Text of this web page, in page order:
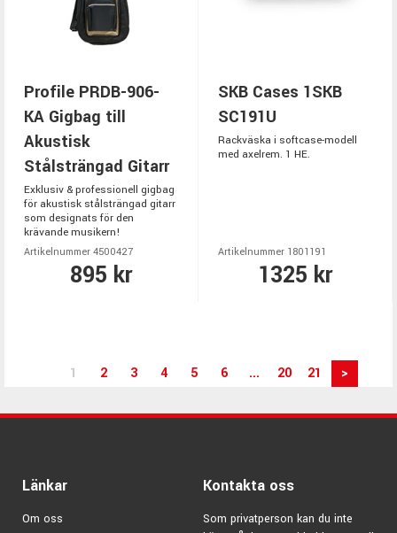
Profile PRDB-906-
KA Gigbag till
Akustisk
Stålsträngad Gitarr
Exklusiv & professionell gigbag
för akustisk stålsträngad gitarr
som designats för den
krävande musikern!
Artikelnummer 4500427
895 kr
SKB Cases 1SKB
SC191U
Rackväska i softcase-modell
med axelrem. 1 HE.
Artikelnummer 1801191
1325 kr
1 2 3 4 5 6 ... 20 21 >
Länkar
Om oss
Kontakta oss
Som privatperson kan du inte